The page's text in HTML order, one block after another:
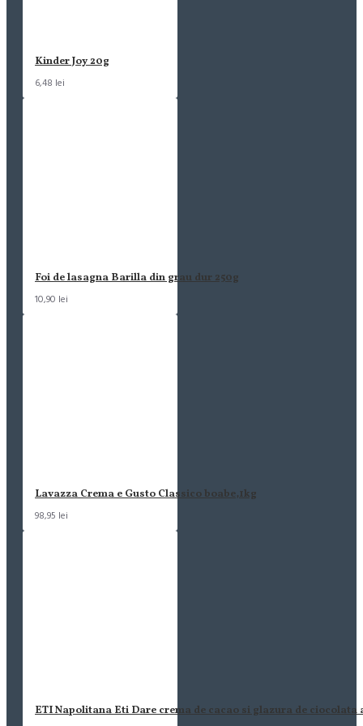
Kinder Joy 20g
6,48 lei
Foi de lasagna Barilla din grau dur 250g
10,90 lei
Lavazza Crema e Gusto Classico boabe,1kg
98,95 lei
ETI Napolitana Eti Dare crema de cacao si glazura de ciocolata